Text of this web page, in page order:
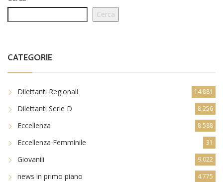
Cerca
CATEGORIE
Dilettanti Regionali 14.881
Dilettanti Serie D 8.256
Eccellenza 8.588
Eccellenza Femminile 31
Giovanili 9.022
news in primo piano 4.775